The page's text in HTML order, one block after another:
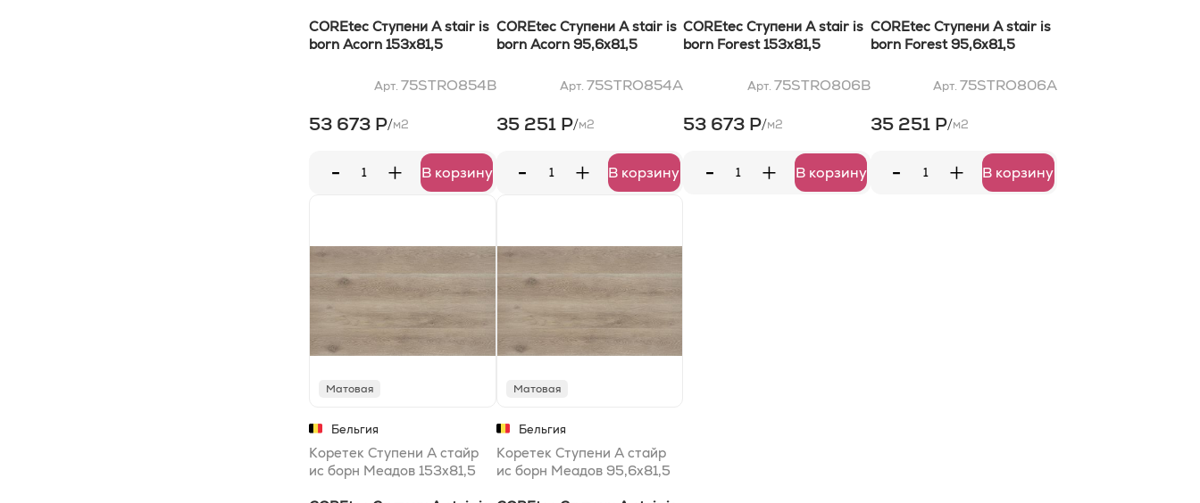
COREtec Ступени A stair is
born Acorn 153x81,5
Арт. 75STRO854B
53 673 Р/м2
- + В корзину
COREtec Ступени A stair is
born Acorn 95,6x81,5
Арт. 75STRO854A
35 251 Р/м2
- + В корзину
COREtec Ступени A stair is
born Forest 153x81,5
Арт. 75STRO806B
53 673 Р/м2
- + В корзину
COREtec Ступени A stair is
born Forest 95,6x81,5
Арт. 75STRO806A
35 251 Р/м2
- + В корзину
Матовая
Бельгия
Коретек Ступени A стайр
ис борн Меадов 153x81,5
Матовая
Бельгия
Коретек Ступени A стайр
ис борн Меадов 95,6x81,5